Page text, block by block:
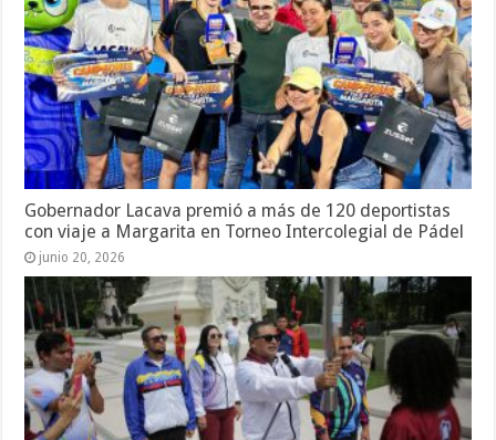
Gobernador Lacava premió a más de 120 deportistas
con viaje a Margarita en Torneo Intercolegial de Pádel
junio 20, 2026